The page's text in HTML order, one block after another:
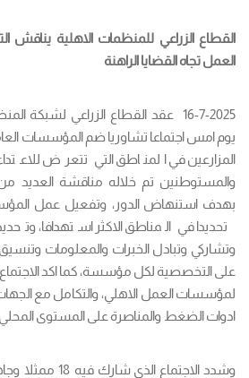
القطاع الزراعي للمنظمات الاهلية يناقش
العمل تجاه القضايا الراهنة
16-7-2025 عقد القطاع الزراعي لشبكة
يوم امس اجتماعا تشاوريا ضم المؤسسات
المزارعين في المناطق التي تتعرض
والمستوطنين تم خلاله مناقشة العديد
بهدف استنهاض الدور، وتفعيل عمل
تحديدا في المناطق الاكثر استهدافا،
وتشاركي وتبادل الخبرات والمعلومات
على التخصصية لكل مؤسسة، كما اكد
لمؤسسات العمل الاهلي، والتكامل مع
ادوات الضغط والمناصرة على المستوى المحلي،
وشدد الاجتماع